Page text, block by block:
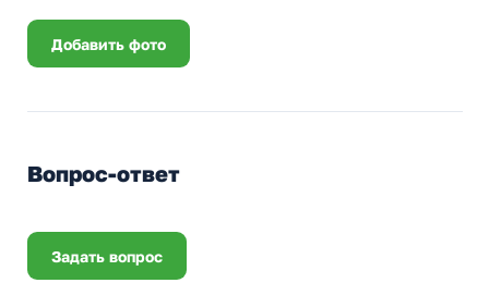
Добавить фото
Вопрос-ответ
Задать вопрос